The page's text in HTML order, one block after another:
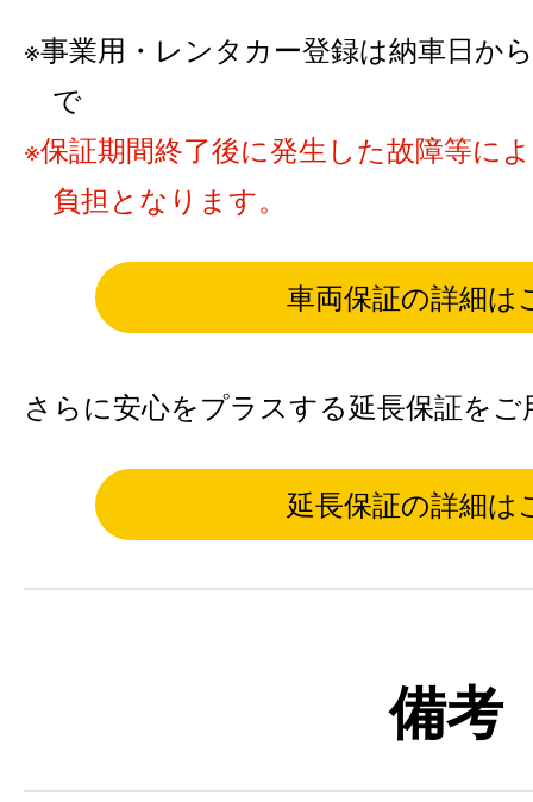
事業用・レンタカー登録は納車日か
で
保証期間終了後に発生した故障等に
負担となります。
車両保証の詳細は
さらに安心をプラスする延長保証を
延長保証の詳細は
備考